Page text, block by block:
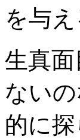
を与
生真
ない
的に